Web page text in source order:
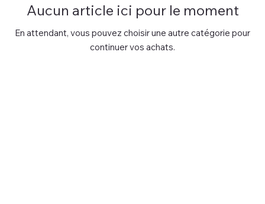
Aucun article ici pour le moment
En attendant, vous pouvez choisir une autre catégorie pour
continuer vos achats.